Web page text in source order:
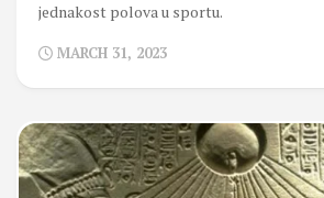
jednakost polova u sportu.
MARCH 31, 2023